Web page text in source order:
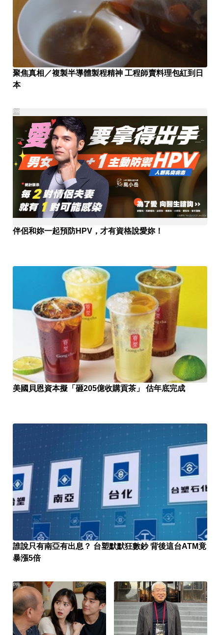
聚焦真相／複製半導體製程精神 工程師賣料理包紅到日
本
伴侶和妳一起預防HPV，才有資格說愛妳！
PR
美國貝恩資本擬「砸205億收購貢茶」 估年底完成
誰說只有南亞有出息？ 台塑默默狂數鈔 背後這台ATM竟
暴漲5倍
PR